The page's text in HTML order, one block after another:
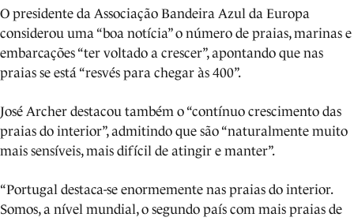
O presidente da Associação Bandeira Azul da Europa
considerou uma “boa notícia” o número de praias, marinas e
embarcações “ter voltado a crescer”, apontando que nas
praias se está “resvés para chegar às 400”.
José Archer destacou também o “contínuo crescimento das
praias do interior”, admitindo que são “naturalmente muito
mais sensíveis, mais difícil de atingir e manter”.
“Portugal destaca-se enormemente nas praias do interior.
Somos, a nível mundial, o segundo país com mais praias de